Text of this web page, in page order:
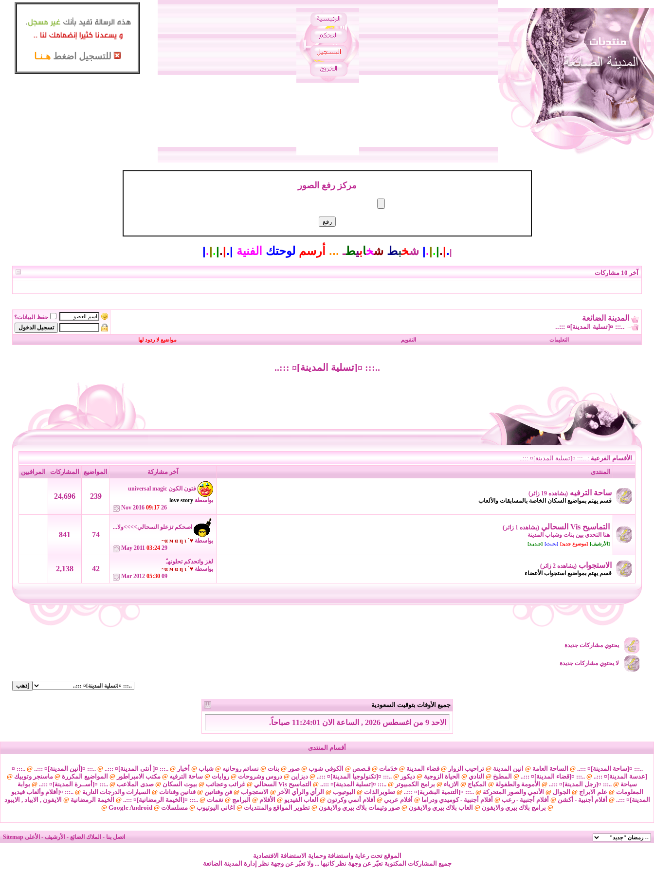
للتسجيل اضغط هـنـا
مركز رفع الصور
.
|
.
|
.
|
.
| شخبط شخابيطـ ... أرسم لوحتك الفنية |
.
|
.
|
.
|
.
|
آخر 10 مشاركات
المدينة الضائعة
..::: ¤[تسلية المدينة]¤ :::..
حفظ البيانات؟
التعليمات التقويم مواضيع لا ردود لها
..::: ¤[تسلية المدينة]¤ :::..
الأقسام الفرعية : ..::: ¤[تسلية المدينة]¤ :::..
المنتدى
آخر مشاركة المواضيع المشاركات المراقبين
ساحة الترفيه (يشاهده 19 زائر)
قسم يهتم بمواضيع السكان الخاصة بالمسابقات والألعاب
فتون الكون universal magic
بواسطة love story
26 Nov 2016
09:17
239
24,696
التماسيح Vis السحالي
(يشاهده 1 زائر)
هنا التحدي بين بنات وشباب المدينة
[الأرشيف] [موضوع جديد] [بحـث] [جـديـد]
اصحكم تزعلو السحالي>>>>ولا...
بواسطة ♥` α м α η ι~
29 May 2011
03:24
74
841
الاستجواب (يشاهده 2 زائر)
قسم يهتم بمواضيع استجواب الأعضاء
لغز واتحدكم تحلونهـً
بواسطة ♥` α м α η ι~
09 Mar 2012
05:30
42
2,138
يحتوي مشاركات جديدة
لا يحتوي مشاركات جديدة
جميع الأوقات بتوقيت السعودية
الاحد 9 من اغسطس 2026 , الساعة الان 11:24:02 صباحاً.
أقسام المنتدى
..::: ¤[ساحة المدينة]¤ :::.. @ الساحة العامة @ انين المدينة @تراحيب الزوار @قضاء المدينة @خدَمات @قـصص @ الكوفي شوب @صور @ بنات @ نسائم روحانيه @شباب @ أخبار @..::: ¤[ أنثى المدينة]¤ :::.. @..::: ¤[أنين المدينة]¤ :::.. @
..::: ¤
[عدسة المدينة]¤ :::.. @ ..::: ¤[قضاء المدينة]¤ :::.. @ المطبخ @ النادي @ الحياة الزوجية @ ديكور @ ..::: ¤[تكنولوجيا المدينة]¤ :::.. @ ديزاين @ دروس وشروحات @ روايات @ ساحة الترفيه @ مكتب الامبراطور @ المواضيع المكررة @ ماسنجر وتوبيك @
سياحة @..::: ¤[رجل المدينة]¤ :::.. @ الأمومة والطفولة @ المكياج @ الازياء @ برامج الكمبيوتر @..::: ¤[تسلية المدينة]¤ :::.. @ التماسيح Vis السحالي @غرائب وعجائب @ بيوت السكان @صدى الملاعب @..::: ¤[أســرة المدينة]¤ :::.. @ بوابة
المعلومات @ علم الابراج @ الجوال @ الأنمي والصور المتحركة @..::: ¤[التنمية البشرية]¤ :::.. @تطويرالذات @ اليوتيوب @ الرأي والرأي الآخر @ الاستجواب @فن وفنانين @فنانين وفنانات @ السيارات والدرجات النارية @..::: ¤[أفلام وألعاب فيديو
المدينة]¤ :::.. @ أفلام أجنبية - أكشن @ أفلام أجنبية - رعب @ أفلام أجنبية - كوميدي ودراما @ أفلام عربي @ أفلام أنمي وكرتون @ العاب الفيديو @ الأفلام @ البرامج @ نغمات @..::: ¤[الخيمة الرمضانية]¤ :::.. @ الخيمة الرمضانية @ الايفون , الايباد , الايبود
@ برامج بلاك بيري والايفون @ العاب بلاك بيري والايفون @صور وثيمات بلاك بيري والايفون @تطوير المواقع والمنتديات @ اغاني اليوتيوب @مسلسلات @
Google Android
@
اتصل بنا - الملاك الضائع - الأرشيف - الأعلى Sitemap
الموقع تحت رعاية واستضافة وحماية الاستضافة الافتصادية
جميع المشاركات المكتوبة تعبّر عن وجهة نظر كاتبها ... ولا تعبّر عن وجهة نظر إدارة المدينة الضائعة